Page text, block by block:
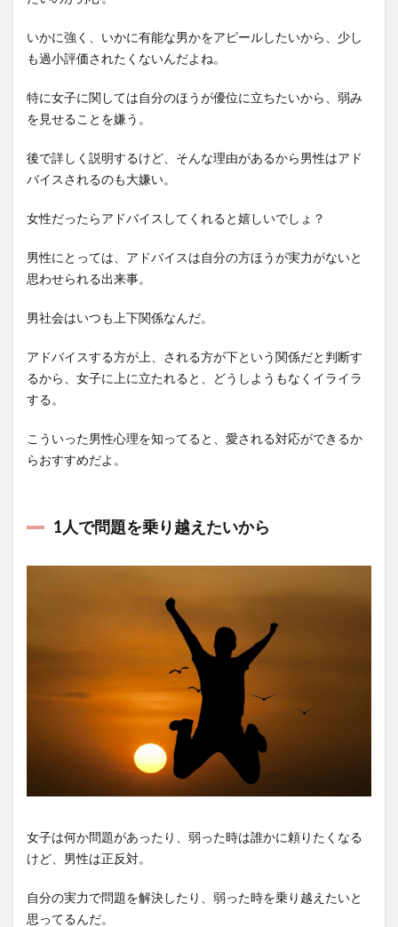
いかに強く、いかに有能な男かをアピールしたいから、少し
も過小評価されたくないんだよね。
特に女子に関しては自分のほうが優位に立ちたいから、弱み
を見せることを嫌う。
後で詳しく説明するけど、そんな理由があるから男性はアド
バイスされるのも大嫌い。
女性だったらアドバイスしてくれると嬉しいでしょ？
男性にとっては、アドバイスは自分の方ほうが実力がないと
思わせられる出来事。
男社会はいつも上下関係なんだ。
アドバイスする方が上、される方が下という関係だと判断す
るから、女子に上に立たれると、どうしようもなくイライラ
する。
こういった男性心理を知ってると、愛される対応ができるか
らおすすめだよ。
1人で問題を乗り越えたいから
女子は何か問題があったり、弱った時は誰かに頼りたくなる
けど、男性は正反対。
自分の実力で問題を解決したり、弱った時を乗り越えたいと
思ってるんだ。